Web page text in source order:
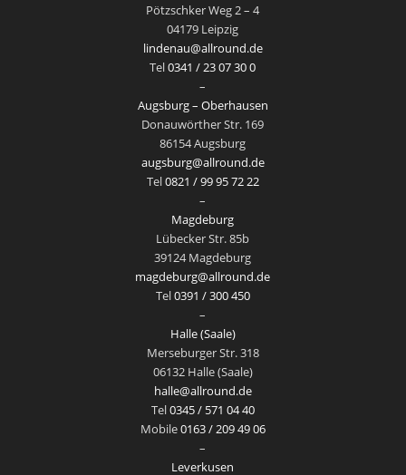
Pötzschker Weg 2 – 4
04179 Leipzig
lindenau@allround.de
Tel0341 / 23 07 30 0
–
Augsburg – Oberhausen
Donauwörther Str. 169
86154 Augsburg
augsburg@allround.de
Tel0821 / 99 95 72 22
–
Magdeburg
Lübecker Str. 85b
39124 Magdeburg
magdeburg@allround.de
Tel0391 / 300 450
–
Halle (Saale)
Merseburger Str. 318
06132 Halle (Saale)
halle@allround.de
Tel0345 / 571 04 40
Mobile0163 / 209 49 06
–
Leverkusen